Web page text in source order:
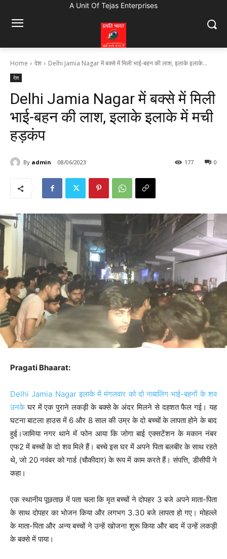
A Unit Of Tejas Enterprises
Home देश Delhi Jamia Nagar में बक्से में मिली भाई-बहन की लाश, इलाके इलाके...
देश
Delhi Jamia Nagar में बक्से में मिली
भाई-बहन की लाश, इलाके इलाके में मची
हड़कंप
By admin 08/06/2023 0
177
Pragati Bhaarat:
Delhi Jamia Nagar इलाके में मंगलवार को दो नाबालिग भाई-बहनों के शव
उनकेघर में एक पुराने लकड़ी के बक्से के अंदर मिलने से दहशत फैल गई। यह
घटना बाटला हाउस में 6 और 8 साल की उम्र के दो बच्चों के लापता होने के बाद
हुई।जामिया नगर थाने में फोन आया कि जोगा बाई एक्सटेंशन के मकान नंबर
एफ2 में बच्चों के दो शव मिले हैं। बच्चे इस घर में अपने पिता बलबीर के साथ रहते
थे, जो 20 नवंबर को गार्ड (चौकीदार) के रूप में काम करते हैं। संपत्ति, डीसीपी ने
कहा।
एक स्थानीय पूछताछ में पता चला कि मृत बच्चों ने दोपहर 3 बजे अपने माता-पिता
के साथ दोपहर का भोजन किया और लगभग 3.30 बजे लापता हो गए। मोहल्ले
के माता-पिता और अन्य बच्चों ने उन्हें खोजना शुरू किया और बाद में उन्हें लकड़ी
के बक्से में पाया।